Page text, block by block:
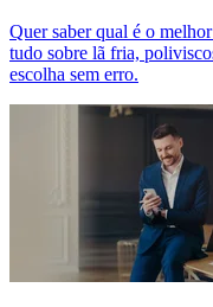
Quer saber qual é o
tudo sobre lã fria,
escolha sem erro.